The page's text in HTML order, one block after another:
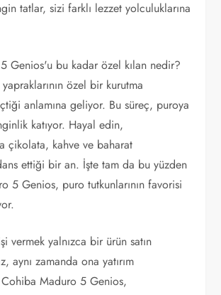
tatlar, sizi farklı lezzet yolculuklarına
Genios'u bu kadar özel kılan nedir?
özel bir kurutma
anlamına geliyor. Bu süreç, puroya
katıyor. Hayal edin,
çikolata, kahve ve baharat
ettiği bir an. İşte tam da bu yüzden
5 Genios, puro tutkunlarının favorisi
vermek yalnızca bir ürün satın
aynı zamanda ona yatırım
Cohiba Maduro 5 Genios,